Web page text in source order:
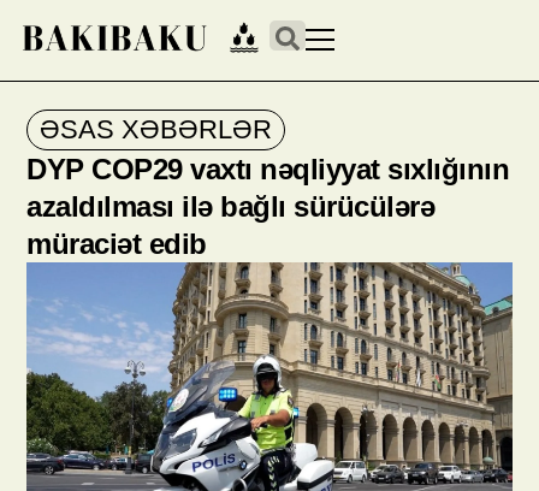
ƏSAS XƏBƏRLƏR
DYP COP29 vaxtı nəqliyyat sıxlığının
azaldılması ilə bağlı sürücülərə
müraciət edib